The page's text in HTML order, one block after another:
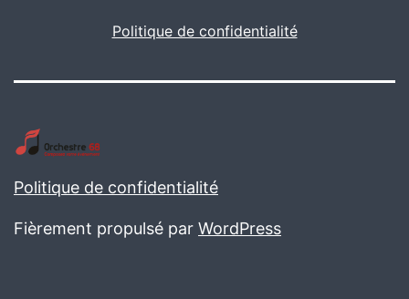
Politique de confidentialité
Politique de confidentialité
Fièrement propulsé par WordPress